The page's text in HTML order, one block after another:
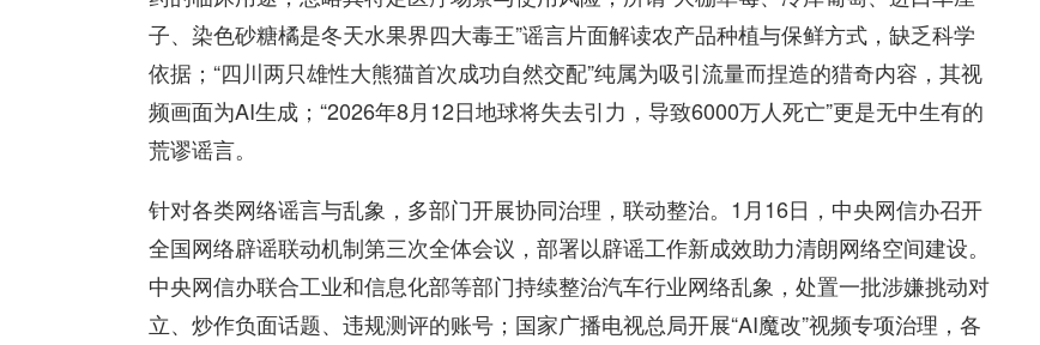
子、染色砂糖橘是冬天水果界四大毒王”谣言片面解读农产品种植与保鲜方式，缺乏科学
依据；“四川两只雄性大熊猫首次成功自然交配”纯属为吸引流量而捏造的猎奇内容，其视
频画面为AI生成；“2026年8月12日地球将失去引力，导致6000万人死亡”更是无中生有的
荒谬谣言。
针对各类网络谣言与乱象，多部门开展协同治理，联动整治。1月16日，中央网信办召开
全国网络辟谣联动机制第三次全体会议，部署以辟谣工作新成效助力清朗网络空间建设。
中央网信办联合工业和信息化部等部门持续整治汽车行业网络乱象，处置一批涉嫌挑动对
立、炒作负面话题、违规测评的账号；国家广播电视总局开展“AI魔改”视频专项治理，各